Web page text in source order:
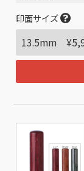
印面サイズ